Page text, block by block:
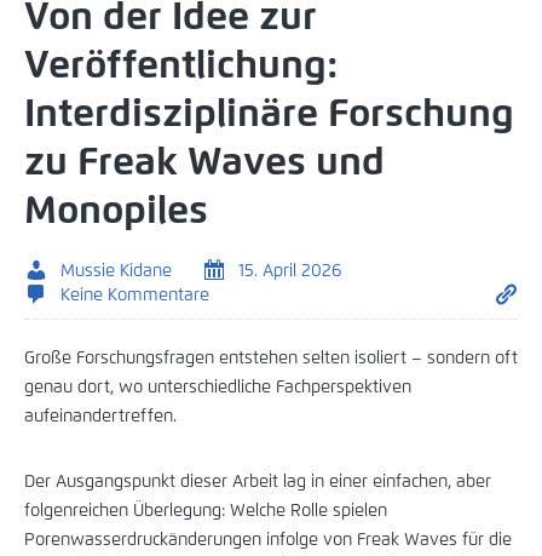
Von der Idee zur
Veröffentlichung:
Interdisziplinäre Forschung
zu Freak Waves und
Monopiles
Mussie Kidane
15. April 2026
Keine Kommentare
Große Forschungsfragen entstehen selten isoliert – sondern oft
genau dort, wo unterschiedliche Fachperspektiven
aufeinandertreffen.
Der Ausgangspunkt dieser Arbeit lag in einer einfachen, aber
folgenreichen Überlegung: Welche Rolle spielen
Porenwasserdruckänderungen infolge von Freak Waves für die